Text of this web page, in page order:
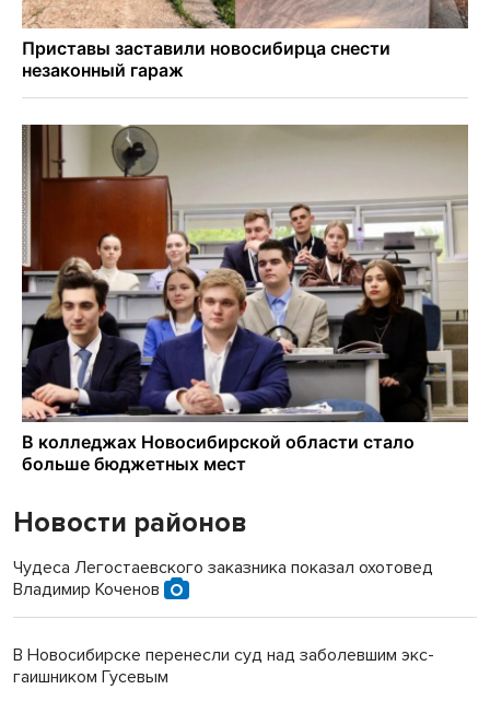
Новости районов
Чудеса Легостаевского заказника показал охотовед
Владимир Коченов
В Новосибирске перенесли суд над заболевшим экс-
гаишником Гусевым